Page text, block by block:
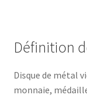
Définition
Disque de métal
monnaie,